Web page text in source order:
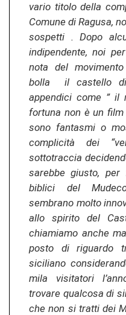
vario titolo della
Comune di Ragusa,
sospetti . Dopo
indipendente, noi
nota del
bolla il castello di
appendici come ” il
fortuna non è un film
sono fantasmi o
complicità dei
sottotraccia
sarebbe giusto,
biblici del
sembrano molto
allo spirito del
chiamiamo anche
posto di riguardo
siciliano
mila visitatori
trovare qualcosa di
che non si tratti dei